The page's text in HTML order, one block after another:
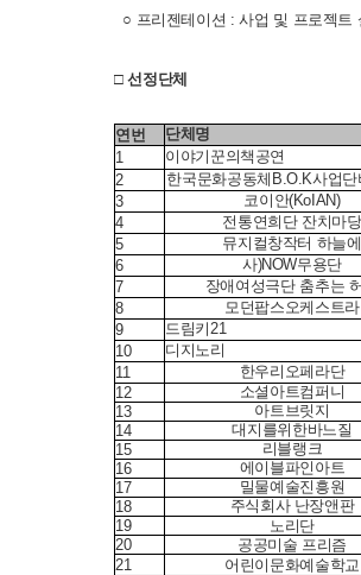
○ 프리젠테이션 : 사업 및 프로젝트
□ 선정단체
연번
단체명
1
이야기꾼의책공연
2
한국문화공동체B.O.K사업
3
코이안(KoIAN)
4
전통연희단 잔치마당
5
뮤지컬창작터 하늘에
6
사)NOW무용단
7
장애여성극단 춤추는
8
모던팝스오케스트라
9
드림키21
10
디지노리
11
한우리오페라단
12
소셜아트컴퍼니
13
아트브릿지
14
대지를위한바느질
15
리블랭크
16
에이블파인아트
17
밀물예술진흥원
18
주식회사 난장앤판
19
노리단
20
공공미술 프리즘
21
어린이문화예술학교